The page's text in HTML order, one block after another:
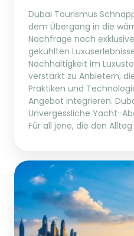
Dubai Tourismus
dem Übergang in die
Nachfrage nach
gekühlten
Nachhaltigkeit im
verstärkt zu Anbietern,
Praktiken und
Angebot integrieren.
Unvergessliche Yacht-
Für all jene, die den